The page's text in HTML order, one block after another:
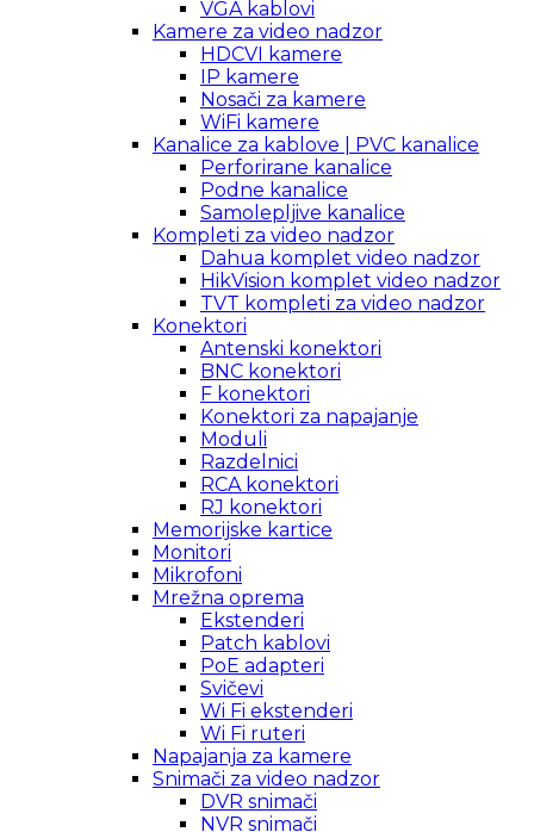
VGA kablovi
Kamere za video nadzor
HDCVI kamere
IP kamere
Nosači za kamere
WiFi kamere
Kanalice za kablove | PVC kanalice
Perforirane kanalice
Podne kanalice
Samolepljive kanalice
Kompleti za video nadzor
Dahua komplet video nadzor
HikVision komplet video nadzor
TVT kompleti za video nadzor
Konektori
Antenski konektori
BNC konektori
F konektori
Konektori za napajanje
Moduli
Razdelnici
RCA konektori
RJ konektori
Memorijske kartice
Monitori
Mikrofoni
Mrežna oprema
Ekstenderi
Patch kablovi
PoE adapteri
Svičevi
Wi Fi ekstenderi
Wi Fi ruteri
Napajanja za kamere
Snimači za video nadzor
DVR snimači
NVR snimači